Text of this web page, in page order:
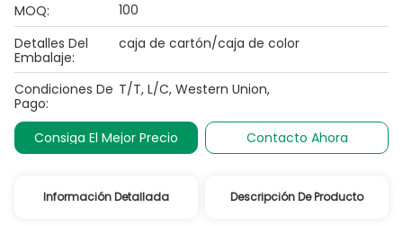
MOQ:
100
Detalles Del
Embalaje:
caja de cartón/caja de color
Condiciones De
Pago:
T/T, L/C, Western Union,
Consiga El Mejor Precio Contacto Ahora
Información Detallada Descripción De Producto